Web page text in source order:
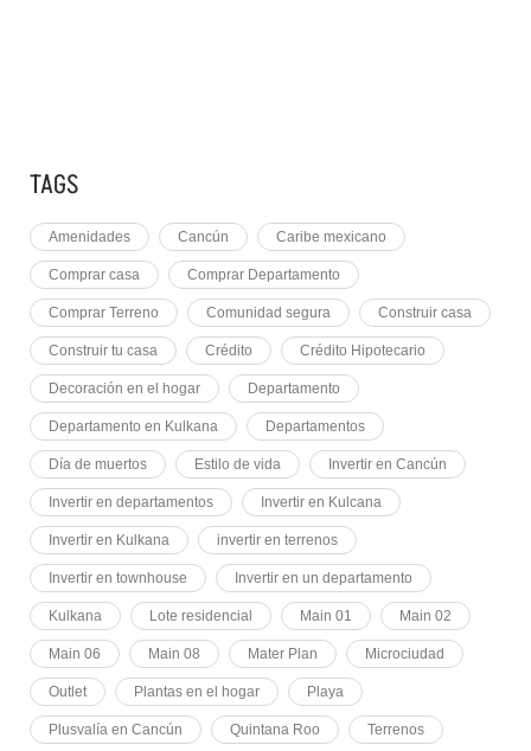
TAGS
Amenidades Cancún Caribe mexicano
Comprar casa Comprar Departamento
Comprar Terreno Comunidad segura Construir casa
Construir tu casa Crédito Crédito Hipotecario
Decoración en el hogar Departamento
Departamento en Kulkana Departamentos
Día de muertos Estilo de vida Invertir en Cancún
Invertir en departamentos Invertir en Kulcana
Invertir en Kulkana invertir en terrenos
Invertir en townhouse Invertir en un departamento
Kulkana Lote residencial Main 01 Main 02
Main 06 Main 08 Mater Plan Microciudad
Outlet Plantas en el hogar Playa
Plusvalía en Cancún Quintana Roo Terrenos